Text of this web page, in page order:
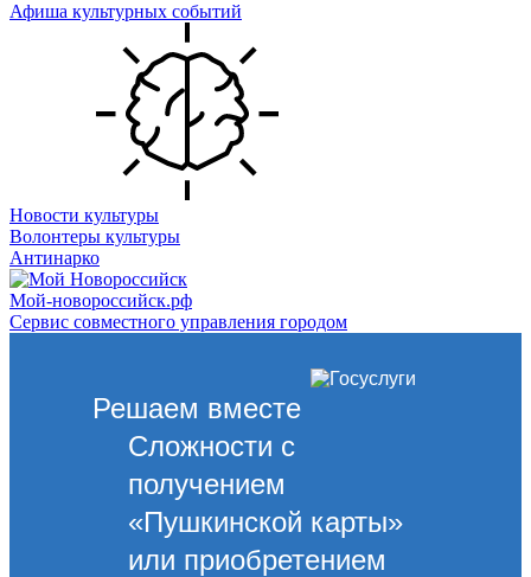
Афиша культурных событий
Новости культуры
Волонтеры культуры
Антинарко
Мой-новороссийск.рф
Сервис совместного управления городом
Решаем вместе
Сложности с
получением
«Пушкинской карты»
или приобретением